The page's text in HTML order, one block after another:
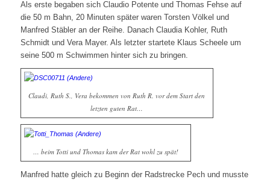
Als erste begaben sich Claudio Potente und Thomas Fehse auf
die 50 m Bahn, 20 Minuten später waren Torsten Völkel und
Manfred Stäbler an der Reihe. Danach Claudia Kohler, Ruth
Schmidt und Vera Mayer. Als letzter startete Klaus Scheele um
seine 500 m Schwimmen hinter sich zu bringen.
Claudi, Ruth S., Vera bekommen von Ruth R. vor dem Start den
letzten guten Rat…
… beim Totti und Thomas kam der Rat wohl zu spät!
Manfred hatte gleich zu Beginn der Radstrecke Pech und musste